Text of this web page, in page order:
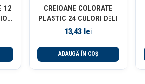
12
CREIOANE COLORATE
PLASTIC 24 CULORI DELI
13,43 lei
ADAUGĂ ÎN COȘ